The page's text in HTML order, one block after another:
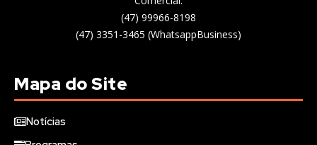
(47) 99966-8198
(47) 3351-3465 (WhatsappBusiness)
Mapa do Site
Notícias